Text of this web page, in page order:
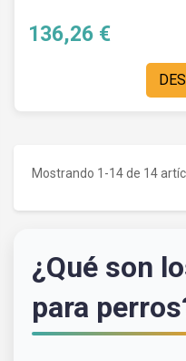
136,26 €
Mostrando 1-14 de 14
¿Qué son
para